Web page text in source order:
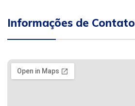
Informações de Contato